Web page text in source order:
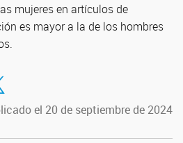
mujeres en artículos de
es mayor a la de los hombres
Facebook
en Twitter
el 20 de septiembre de 2024